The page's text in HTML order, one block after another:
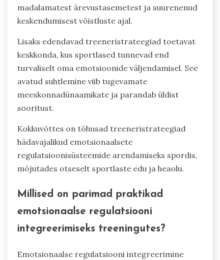
madalamatest ärevustasemetest ja suurenenud
keskendumisest võistluste ajal.
Lisaks edendavad treeneristrateegiad toetavat
keskkonda, kus sportlased tunnevad end
turvaliselt oma emotsioonide väljendamisel. See
avatud suhtlemine viib tugevamate
meeskonnadünaamikate ja parandab üldist
sooritust.
Kokkuvõttes on tõhusad treeneristrateegiad
hädavajalikud emotsionaalsete
regulatsioonisüsteemide arendamiseks spordis,
mõjutades otseselt sportlaste edu ja heaolu.
Millised on parimad praktikad
emotsionaalse regulatsiooni
integreerimiseks treeningutes?
Emotsionaalse regulatsiooni integreerimine